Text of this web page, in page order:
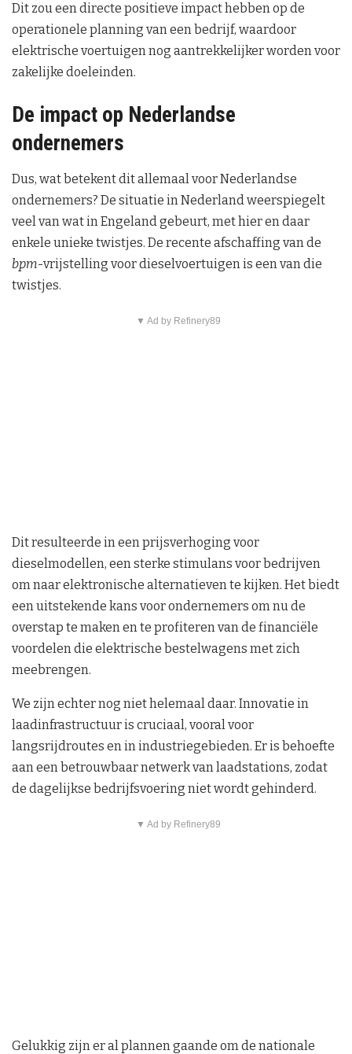
Dit zou een directe positieve impact hebben op de
operationele planning van een bedrijf, waardoor
elektrische voertuigen nog aantrekkelijker worden voor
zakelijke doeleinden.
De impact op Nederlandse
ondernemers
Dus, wat betekent dit allemaal voor Nederlandse
ondernemers? De situatie in Nederland weerspiegelt
veel van wat in Engeland gebeurt, met hier en daar
enkele unieke twistjes. De recente afschaffing van de
bpm-vrijstelling voor dieselvoertuigen is een van die
twistjes.
▼ Ad by Refinery89
Dit resulteerde in een prijsverhoging voor
dieselmodellen, een sterke stimulans voor bedrijven
om naar elektronische alternatieven te kijken. Het biedt
een uitstekende kans voor ondernemers om nu de
overstap te maken en te profiteren van de financiële
voordelen die elektrische bestelwagens met zich
meebrengen.
We zijn echter nog niet helemaal daar. Innovatie in
laadinfrastructuur is cruciaal, vooral voor
langsrijdroutes en in industriegebieden. Er is behoefte
aan een betrouwbaar netwerk van laadstations, zodat
de dagelijkse bedrijfsvoering niet wordt gehinderd.
▼ Ad by Refinery89
Gelukkig zijn er al plannen gaande om de nationale